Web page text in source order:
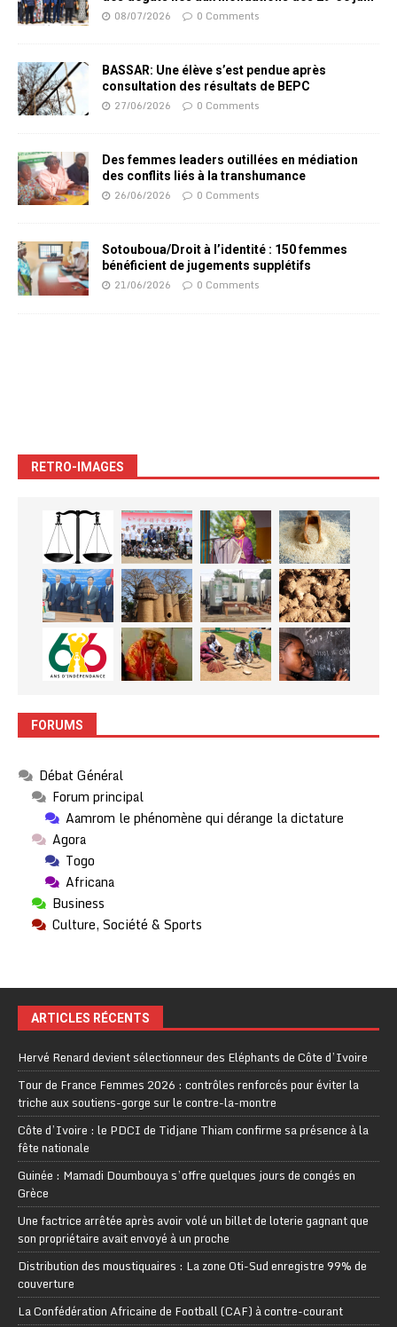
08/07/2026 0 Comments
BASSAR: Une élève s’est pendue après
consultation des résultats de BEPC
27/06/2026 0 Comments
Des femmes leaders outillées en médiation
des conflits liés à la transhumance
26/06/2026 0 Comments
Sotouboua/Droit à l’identité : 150 femmes
bénéficient de jugements supplétifs
21/06/2026 0 Comments
RETRO-IMAGES
FORUMS
Débat Général
Forum principal
Aamrom le phénomène qui dérange la dictature
Agora
Togo
Africana
Business
Culture, Société & Sports
ARTICLES RÉCENTS
Hervé Renard devient sélectionneur des Eléphants de Côte d’Ivoire
Tour de France Femmes 2026 : contrôles renforcés pour éviter la
triche aux soutiens-gorge sur le contre-la-montre
Côte d’Ivoire : le PDCI de Tidjane Thiam confirme sa présence à la
fête nationale
Guinée : Mamadi Doumbouya s’offre quelques jours de congés en
Grèce
Une factrice arrêtée après avoir volé un billet de loterie gagnant que
son propriétaire avait envoyé à un proche
Distribution des moustiquaires : La zone Oti-Sud enregistre 99% de
couverture
La Confédération Africaine de Football (CAF) à contre-courant